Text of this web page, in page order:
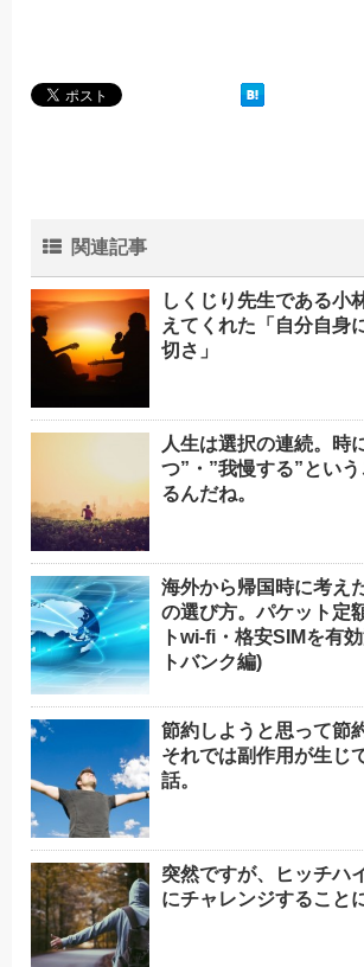
関連記事
しくじり先生である小
えてくれた「自分自身
切さ」
人生は選択の連続。時
つ”・”我慢する”とい
るんだね。
海外から帰国時に考え
の選び方。パケット定
トwi-fi・格安SIMを有
トバンク編)
節約しようと思って節
それでは副作用が生じ
話。
突然ですが、ヒッチハ
にチャレンジすること